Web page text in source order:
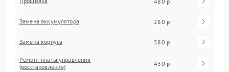
Замена аккумулятора 280 р
Замена корпуса 580 р
Ремонт платы управления
(восстановление)
430 р